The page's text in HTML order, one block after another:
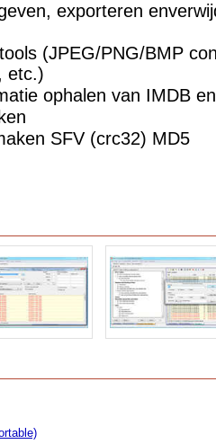
exporteren
(JPEG/PNG/BMP
etc.)
ophalen van IMDB
SFV (crc32) MD5